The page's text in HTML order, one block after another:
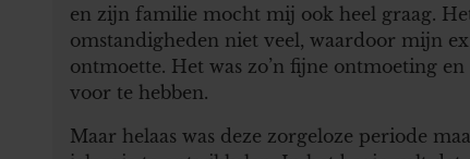
en zijn familie mocht mij ook heel graag.
omstandigheden niet veel, waardoor mijn
ontmoette. Het was zo’n fijne ontmoeting
voor te hebben.
Maar helaas was deze zorgeloze periode